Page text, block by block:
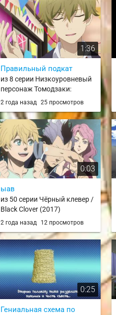
1:36
Правильный подкат
из 8 серии Низкоуровневый
персонаж Томодзаки:
Вторая стадия / Jaku-Chara
2 года назад 25 просмотров
0:03
ыав
из 50 серии Чёрный клевер /
Black Clover (2017)
2 года назад 12 просмотров
0:25
Гениальная схема по